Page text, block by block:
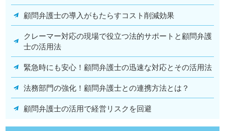
顧問弁護士の導入がもたらすコスト削減効果
クレーマー対応の現場で役立つ法的サポートと顧問弁護
士の活用法
緊急時にも安心！顧問弁護士の迅速な対応とその活用法
法務部門の強化！顧問弁護士との連携方法とは？
顧問弁護士の活用で経営リスクを回避